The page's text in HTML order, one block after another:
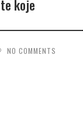
koje
NO COMMENTS